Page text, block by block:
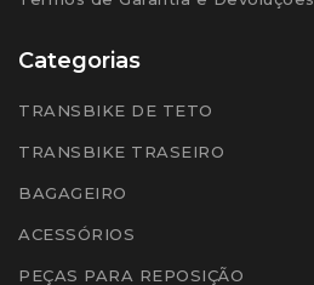
Categorias
TRANSBIKE DE TETO
TRANSBIKE TRASEIRO
BAGAGEIRO
ACESSÓRIOS
PEÇAS PARA REPOSIÇÃO